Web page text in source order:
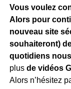
Vous voulez
Alors pour
nouveau site
souhaiteront)
quotidiens
plus de vidéos
Alors n’hésitez